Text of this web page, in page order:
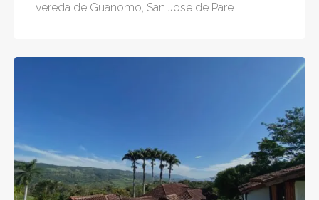
vereda de Guanomo, San Jose de Pare